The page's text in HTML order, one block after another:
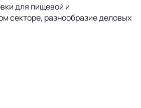
для пищевой и
секторе, разнообразие деловых